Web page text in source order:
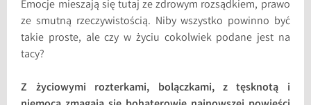
Emocje mieszają się tutaj ze zdrowym rozsądkiem, prawo
ze smutną rzeczywistością. Niby wszystko powinno być
takie proste, ale czy w życiu cokolwiek podane jest na
tacy?
Z życiowymi rozterkami, bolączkami, z tęsknotą i